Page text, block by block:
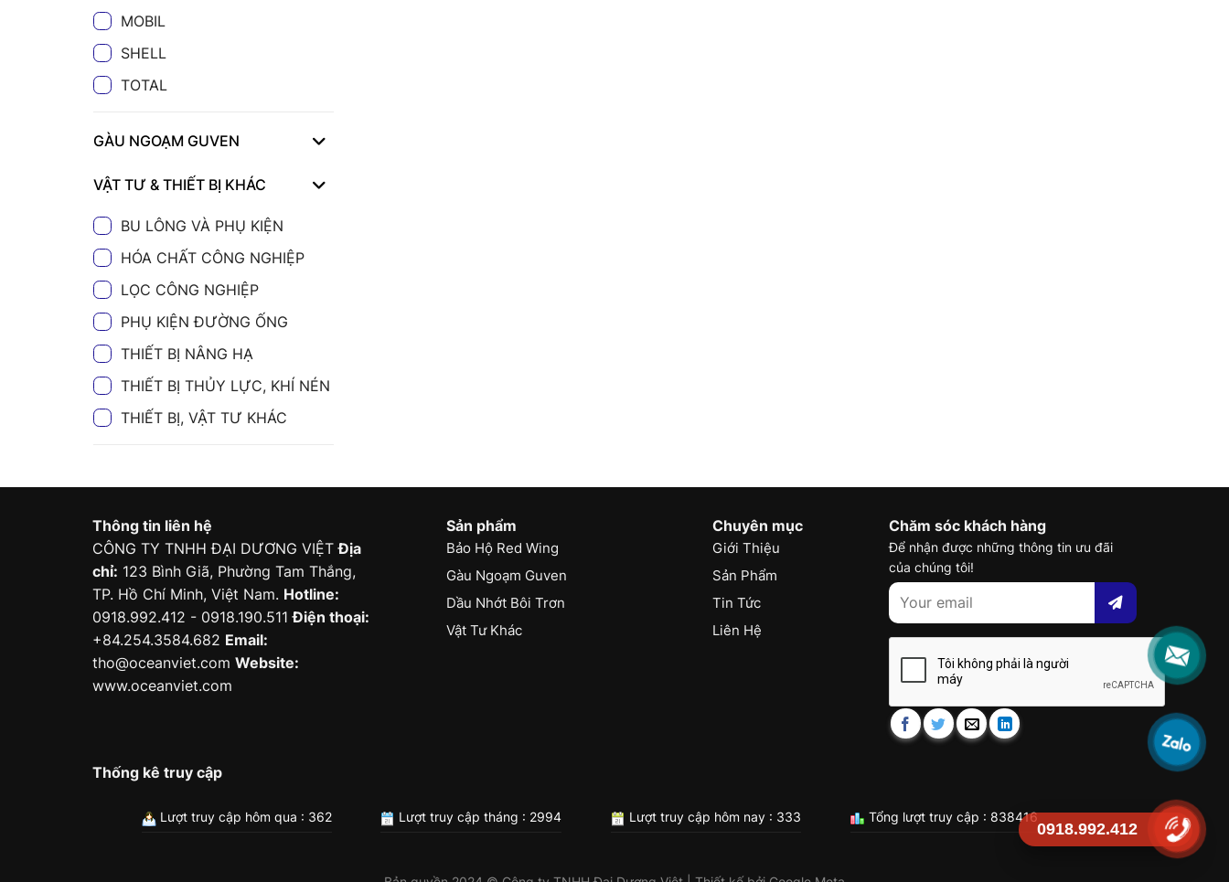
MOBIL
SHELL
TOTAL
GÀU NGOẠM GUVEN
VẬT TƯ & THIẾT BỊ KHÁC
BU LÔNG VÀ PHỤ KIỆN
HÓA CHẤT CÔNG NGHIỆP
LỌC CÔNG NGHIỆP
PHỤ KIỆN ĐƯỜNG ỐNG
THIẾT BỊ NÂNG HẠ
THIẾT BỊ THỦY LỰC, KHÍ NÉN
THIẾT BỊ, VẬT TƯ KHÁC
Thông tin liên hệ
CÔNG TY TNHH ĐẠI DƯƠNG VIỆTĐịa
chỉ: 123 Bình Giã, Phường Tam Thắng,
TP. Hồ Chí Minh, Việt Nam. Hotline:
0918.992.412 - 0918.190.511Điện thoại:
+84.254.3584.682 Email:
tho@oceanviet.com Website:
www.oceanviet.com
Sản phẩm
Bảo Hộ Red Wing
Gàu Ngoạm Guven
Dầu Nhớt Bôi Trơn
Vật Tư Khác
Chuyên mục
Giới Thiệu
Sản Phẩm
Tin Tức
Liên Hệ
Chăm sóc khách hàng
Để nhận được những thông tin ưu đãi
của chúng tôi!
Thống kê truy cập
Lượt truy cập hôm qua : 362 Lượt truy cập tháng : 2994 Lượt truy cập hôm nay : 333 Tổng lượt truy cập : 838416
0918.992.412